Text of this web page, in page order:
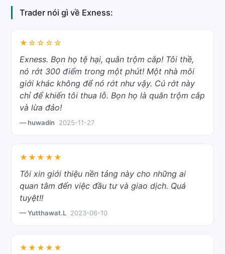
Trader nói gì về Exness:
★☆☆☆☆
Exness. Bọn họ tệ hại, quân trộm cắp! Tôi thề,
nó rớt 300 điểm trong một phút! Một nhà môi
giới khác không để nó rớt như vậy. Cú rớt này
chỉ để khiến tôi thua lỗ. Bọn họ là quân trộm cắp
và lừa đảo!
— huwadin 2025-11-27
★★★★★
Tôi xin giới thiệu nền tảng này cho những ai
quan tâm đến việc đầu tư và giao dịch. Quá
tuyệt!!
— Yutthawat.L 2023-06-10
★★★★★